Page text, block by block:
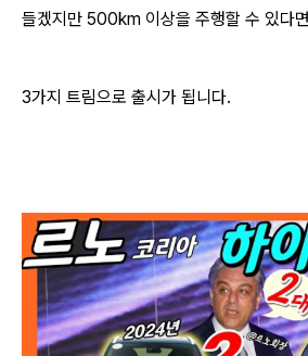
들겠지만 500km 이상을 주행할 수 있다
3가지 트림으로 출시가 됩니다.